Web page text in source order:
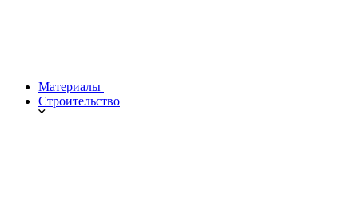
Материалы
Строительство